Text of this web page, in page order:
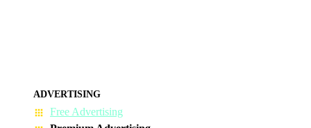
ADVERTISING
Free Advertising